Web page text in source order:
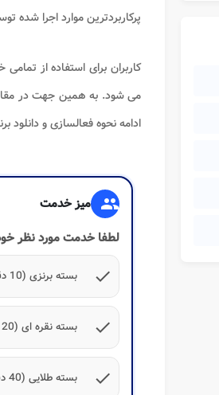
پرکاربردترین موارد اجرا شده
کاربران برای استفاده از
می شود. به همین جهت در
ادامه نحوه فعالسازی و دانلود
group میز خدمت
لطفا خدمت مورد نظر خود
check
بسته برنزی (10 دقیقه ای) تماس با فرمان صوتی چیست
check بسته نقره ای (20 دقیقه ای) تماس با فرمان صوتی چیست
check بسته طلایی (40 دقیقه ای) تماس با فرمان صوتی چیست